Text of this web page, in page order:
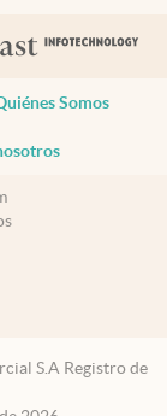
Somos
S.A Registro de